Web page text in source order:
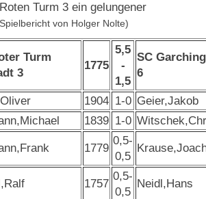
Turm 3 ein gelungener
von Holger Nolte)
Turm
3
1775
5,5
-
1,5
SC
6
1904 1-0 Geier,Jakob
1839 1-0
1779
0,5-
0,5
1757
0,5-
0,5
Neidl,Hans